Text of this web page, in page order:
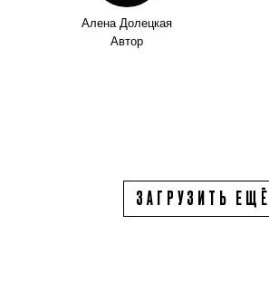
Алена Долецкая
Автор
ЗАГРУЗИТЬ ЕЩЁ